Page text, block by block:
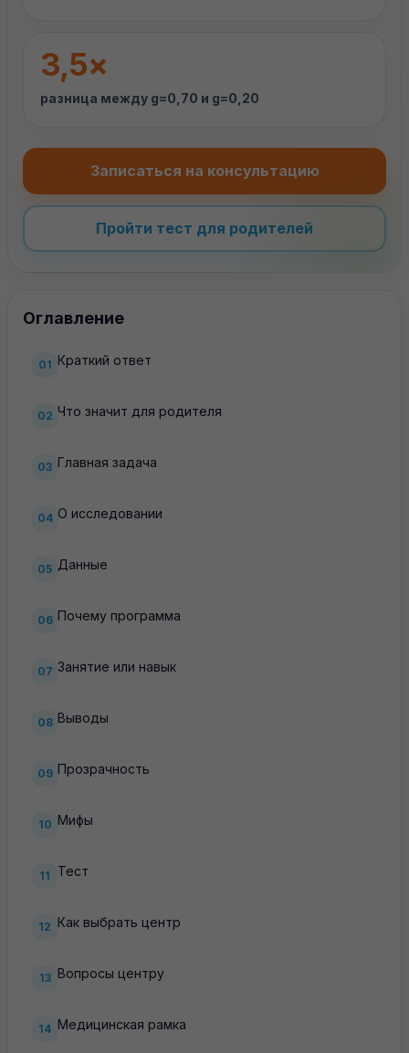
3,5×
разница между g=0,70 и g=0,20
Записаться на консультацию
Пройти тест для родителей
Оглавление
01 Краткий ответ
02 Что значит для родителя
03 Главная задача
04 О исследовании
05 Данные
06 Почему программа
07 Занятие или навык
08 Выводы
09 Прозрачность
10 Мифы
11 Тест
12 Как выбрать центр
13 Вопросы центру
14 Медицинская рамка